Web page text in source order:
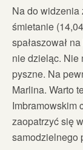
Na do widzenia
śmietanie
spałaszował
nie dzieląc. Nie
pyszne. Na
Marlina. Warto
Imbramowskim
zaopatrzyć się
samodzielnego